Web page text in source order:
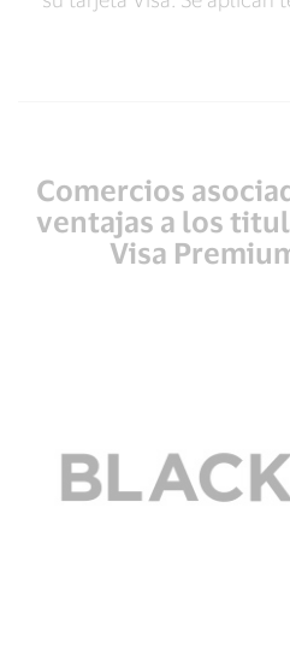
Comercios
ventajas a los
Visa